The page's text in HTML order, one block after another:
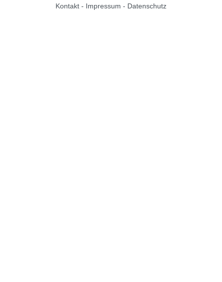
Kontakt - Impressum - Datenschutz